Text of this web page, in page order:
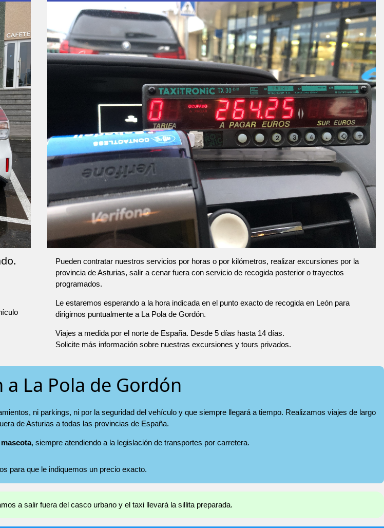
Pueden contratar nuestros servicios por horas o por kilómetros, realizar excursiones por la
provincia de Asturias, salir a cenar fuera con servicio de recogida posterior o trayectos
programados.
Le estaremos esperando a la hora indicada en el punto exacto de recogida en León para
dirigirnos puntualmente a La Pola de Gordón.
Viajes a medida por el norte de España. Desde 5 días hasta 14 días.
Solicite más información sobre nuestras excursiones y tours privados.
a La Pola de Gordón
ni parkings, ni por la seguridad del vehículo y que siempre llegará a tiempo. Realizamos viajes de largo
de Asturias a todas las provincias de España.
, siempre atendiendo a la legislación de transportes por carretera.
para que le indiquemos un precio exacto.
a salir fuera del casco urbano y el taxi llevará la sillita preparada.